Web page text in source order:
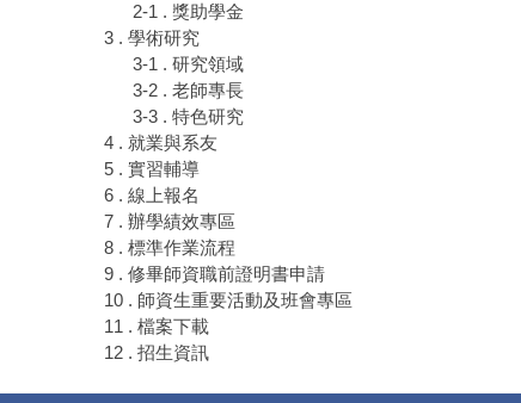
2-1 . 獎助學金
3 . 學術研究
3-1 . 研究領域
3-2 . 老師專長
3-3 . 特色研究
4 . 就業與系友
5 . 實習輔導
6 . 線上報名
7 . 辦學績效專區
8 . 標準作業流程
9 . 修畢師資職前證明書申請
10 . 師資生重要活動及班會專區
11 . 檔案下載
12 . 招生資訊